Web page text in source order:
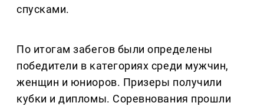
спусками.
По итогам забегов были определены
победители в категориях среди мужчин,
женщин и юниоров. Призеры получили
кубки и дипломы. Соревнования прошли